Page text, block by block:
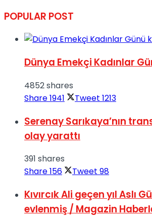
POPULAR POST
Dünya Emekçi Kadınlar
4852 shares
Share1941 Tweet 1213
Serenay Sarıkaya’nın
olay yarattı
391 shares
Share156 Tweet 98
Kıvırcık Ali geçen yıl Aslı
evlenmiş / Magazin